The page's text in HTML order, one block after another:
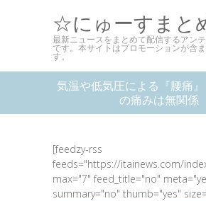
☆にゅーすまと
最新ニュースをまとめて配信するアン
です。本サイトはプロモーションが含
す。
気温や低気圧による『腰痛
の痛みは無関係
[feedzy-rss
feeds="https://itainews.com/
max="7" feed_title="no"
summary="no" thumb="yes"